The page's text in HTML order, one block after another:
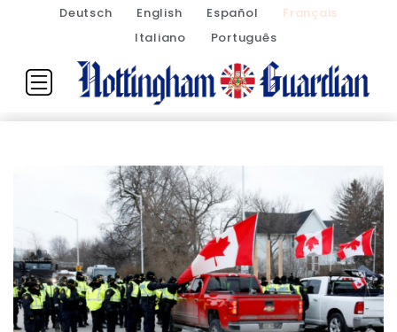
Deutsch English Español
Français
Italiano
Português